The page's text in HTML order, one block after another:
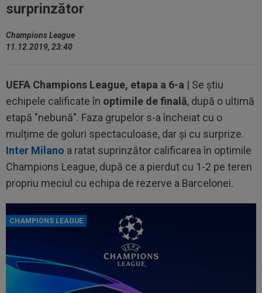
surprinzător
Champions League
11.12.2019, 23:40
UEFA Champions League, etapa a 6-a | Se știu
echipele calificate în optimile de finală, după o ultimă
etapă "nebună". Faza grupelor s-a încheiat cu o
mulțime de goluri spectaculoase, dar și cu surprize.
Inter Milano a ratat suprinzător calificarea în optimile
Champions League, după ce a pierdut cu 1-2 pe teren
propriu meciul cu echipa de rezerve a Barcelonei.
CHAMPIONS LEAGUE